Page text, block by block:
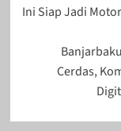
Ini Siap Jadi
Cerdas,